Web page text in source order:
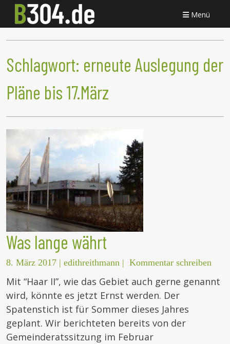
Menü
Schlagwort: erneute Auslegung der
Pläne bis 17.März
Was lange währt
8. März 2017 | edithreithmann | Kommentar schreiben
Mit “Haar II”, wie das Gebiet auch gerne genannt
wird, könnte es jetzt Ernst werden. Der
Spatenstich ist für Sommer dieses Jahres
geplant. Wir berichteten bereits von der
Gemeinderatssitzung im Februar